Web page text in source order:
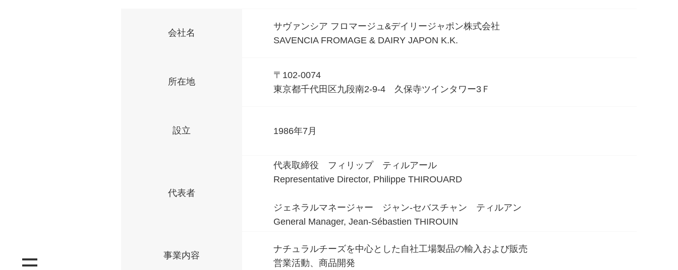
会社名
サヴァンシア フロマージュ&デイリージャポン株式会社
SAVENCIA FROMAGE & DAIRY JAPON K.K.
所在地
〒102-0074
東京都千代田区九段南2-9-4 久保寺ツインタワー3Ｆ
設立 1986年7月
代表者
代表取締役 フィリップ ティルアール
Representative Director, Philippe THIROUARD
ジェネラルマネージャー ジャン-セバスチャン ティルアン
General Manager, Jean-Sébastien THIROUIN
事業内容
ナチュラルチーズを中心とした自社工場製品の輸入および販売
営業活動、商品開発